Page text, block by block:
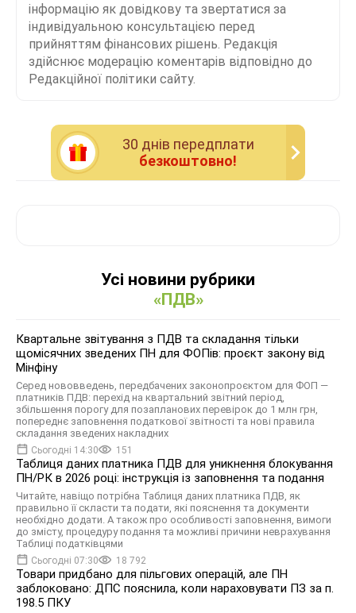
інформацію як довідкову та звертатися за
індивідуальною консультацією перед
прийняттям фінансових рішень. Редакція
здійснює модерацію коментарів відповідно до
Редакційної політики сайту.
30 днiв передплати
безкоштовно!
Усі новини рубрики
«ПДВ»
Квартальне звітування з ПДВ та складання тільки
щомісячних зведених ПН для ФОПів: проєкт закону від
Мінфіну
Серед нововведень, передбачених законопроєктом для ФОП —
платників ПДВ: перехід на квартальний звітний період,
збільшення порогу для позапланових перевірок до 1 млн грн,
попереднє заповнення податкової звітності та нові правила
складання зведених накладних
Сьогодні 14:30 151
Таблиця даних платника ПДВ для уникнення блокування
ПН/РК в 2026 році: інструкція із заповнення та подання
Читайте, навіщо потрібна Таблиця даних платника ПДВ, як
правильно її скласти та подати, які пояснення та документи
необхідно додати. А також про особливості заповнення, вимоги
до змісту, процедуру подання та можливі причини неврахування
Таблиці податківцями
Сьогодні 07:30 18 792
Товари придбано для пільгових операцій, але ПН
заблоковано: ДПС пояснила, коли нараховувати ПЗ за п.
198.5 ПКУ